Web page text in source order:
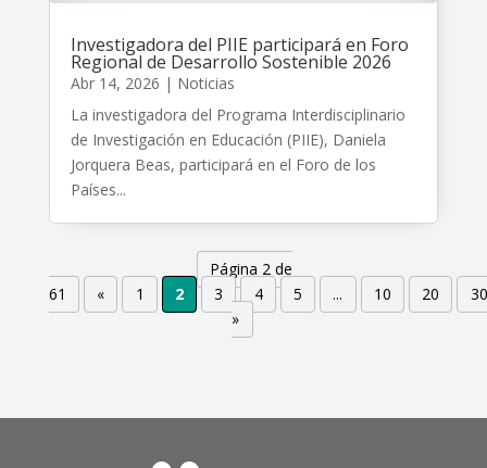
Investigadora del PIIE participará en Foro
Regional de Desarrollo Sostenible 2026
Abr 14, 2026 | Noticias
La investigadora del Programa Interdisciplinario
de Investigación en Educación (PIIE), Daniela
Jorquera Beas, participará en el Foro de los
Países...
Página 2 de
61
« 1 2 3 4 5 ... 10 20
30
»